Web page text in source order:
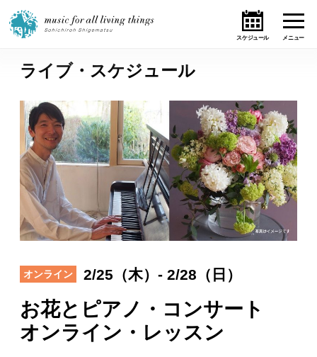
ホーム
ニュース
テーマ
ライブ・スケジュール
作品
オンライン・ショップ
ギャラリー
日々のレポート
ライブ・スケジュール
オンライン 2/25（木）- 2/28（日）
お花とピアノ・コンサート
オンライン・レッスン